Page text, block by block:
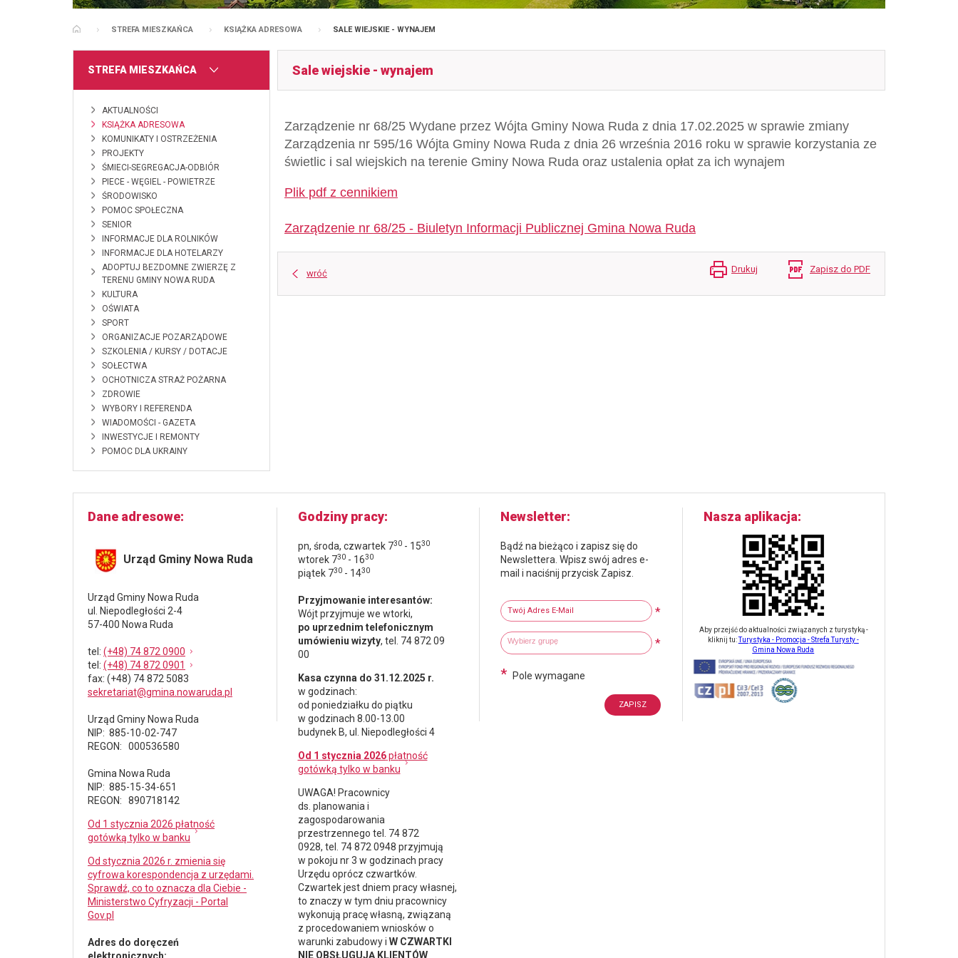
STRONA GŁÓWNA
STREFA MIESZKAŃCA KSIĄŻKA ADRESOWA SALE WIEJSKIE - WYNAJEM
MENU
STREFA MIESZKAŃCA
AKTUALNOŚCI
KSIĄŻKA ADRESOWA
KOMUNIKATY I OSTRZEŻENIA
PROJEKTY
ŚMIECI-SEGREGACJA-ODBIÓR
PIECE - WĘGIEL - POWIETRZE
ŚRODOWISKO
POMOC SPOŁECZNA
SENIOR
INFORMACJE DLA ROLNIKÓW
INFORMACJE DLA HOTELARZY
ADOPTUJ BEZDOMNE ZWIERZĘ Z
TERENU GMINY NOWA RUDA
KULTURA
OŚWIATA
SPORT
ORGANIZACJE POZARZĄDOWE
SZKOLENIA / KURSY / DOTACJE
SOŁECTWA
OCHOTNICZA STRAŻ POŻARNA
ZDROWIE
WYBORY I REFERENDA
WIADOMOŚCI - GAZETA
INWESTYCJE I REMONTY
POMOC DLA UKRAINY
Sale wiejskie - wynajem
Zarządzenie nr 68/25 Wydane przez Wójta Gminy Nowa Ruda z dnia 17.02.2025 w sprawie zmiany
Zarządzenia nr 595/16 Wójta Gminy Nowa Ruda z dnia 26 września 2016 roku w sprawie korzystania ze
świetlic i sal wiejskich na terenie Gminy Nowa Ruda oraz ustalenia opłat za ich wynajem
Plik pdf z cennikiem
Zarządzenie nr 68/25 - Biuletyn Informacji Publicznej Gmina Nowa Ruda
wróć Drukuj Zapisz do PDF
Dane adresowe
Urząd Gminy Nowa Ruda
Urząd Gminy Nowa Ruda
ul. Niepodległości 2-4
57-400 Nowa Ruda
tel : (+48) 74 872 0900
tel : (+48) 74 872 0901
fax: (+48) 74 872 5083
sekretariat@gmina.nowaruda.pl
Urząd Gminy Nowa Ruda
NIP: 885-10-02-747
REGON: 000536580
Gmina Nowa Ruda
NIP: 885-15-34-651
REGON: 890718142
Od 1 stycznia 2026 płatność
gotówką tylko w banku
Od stycznia 2026 r. zmienia się
cyfrowa korespondencja z urzędami.
Sprawdź, co to oznacza dla Ciebie -
Ministerstwo Cyfryzacji - Portal
Gov.pl
Adres do doręczeń
Godziny pracy
pn, środa, czwartek 730- 1530
wtorek 730- 1630
piątek 730- 1430
Przyjmowanie interesantów:
Wójt przyjmuje we wtorki,
po uprzednim telefonicznym
umówieniu wizyty, tel. 74 872 09
00
Kasa czynna do 31.12.2025 r.
w godzinach:
od poniedziałku do piątku
w godzinach 8.00-13.00
budynek B, ul. Niepodległości 4
Od 1 stycznia 2026płatność
gotówką tylko w banku
UWAGA! Pracownicy
ds. planowania i
zagospodarowania
przestrzennego tel. 74 872
0928, tel. 74 872 0948 przyjmują
w pokoju nr 3 w godzinach pracy
Urzędu oprócz czwartków.
Czwartek jest dniem pracy własnej,
to znaczy w tym dniu pracownicy
wykonują pracę własną, związaną
z procedowaniem wniosków o
warunki zabudowy i W CZWARTKI
NIE OBSŁUGUJĄ KLIENTÓW
Newsletter
Bądź na bieżąco i zapisz się do
Newslettera. Wpisz swój adres e-
mail i naciśnij przycisk Zapisz.
Twój adres e-mail
*
Wybierz grupy tematyczne *
Wpisz wyszukiwaną fraze
* Pole wymagane
Nasza aplikacja
Aby przejść do aktualności związanych z turystyką -
kliknij tu:Turystyka - Promocja - Strefa Turysty -
Gmina Nowa Ruda